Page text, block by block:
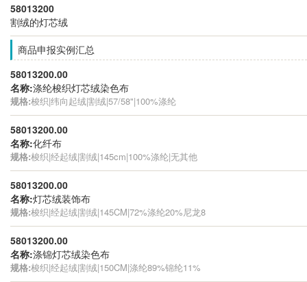
58013200
割绒的灯芯绒
商品申报实例汇总
58013200.00
名称:涤纶梭织灯芯绒染色布
规格:梭织|纬向起绒|割绒|57/58"|100%涤纶
58013200.00
名称:化纤布
规格:梭织|经起绒|割绒|145cm|100%涤纶|无其他
58013200.00
名称:灯芯绒装饰布
规格:梭织|经起绒|割绒|145CM|72%涤纶20%尼龙8
58013200.00
名称:涤锦灯芯绒染色布
规格:梭织|经起绒|割绒|150CM|涤纶89%锦纶11%